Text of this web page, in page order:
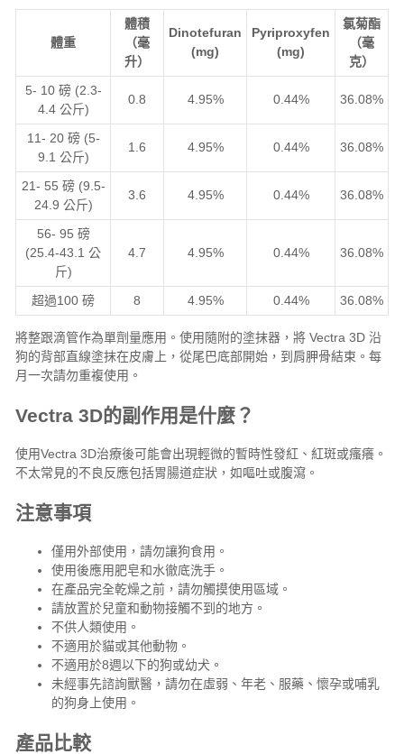
體重
體積
（毫
升）
Dinotefuran
(mg)
Pyriproxyfen
(mg)
氯菊酯
（毫
克）
5- 10 磅 (2.3-
4.4 公斤)
0.8 4.95% 0.44% 36.08%
11- 20 磅 (5-
9.1 公斤)
1.6 4.95% 0.44% 36.08%
21- 55 磅 (9.5-
24.9 公斤)
3.6 4.95% 0.44% 36.08%
56- 95 磅
(25.4-43.1 公
斤)
4.7 4.95% 0.44% 36.08%
超過100 磅 8 4.95% 0.44% 36.08%
將整跟滴管作為單劑量應用。使用隨附的塗抹器，將 Vectra 3D 沿
狗的背部直線塗抹在皮膚上，從尾巴底部開始，到肩胛骨結束。每
月一次請勿重複使用。
Vectra 3D的副作用是什麼？
使用Vectra 3D治療後可能會出現輕微的暫時性發紅、紅斑或瘙癢。
不太常見的不良反應包括胃腸道症狀，如嘔吐或腹瀉。
注意事項
僅用外部使用，請勿讓狗食用。
使用後應用肥皂和水徹底洗手。
在產品完全乾燥之前，請勿觸摸使用區域。
請放置於兒童和動物接觸不到的地方。
不供人類使用。
不適用於貓或其他動物。
不適用於8週以下的狗或幼犬。
未經事先諮詢獸醫，請勿在虛弱、年老、服藥、懷孕或哺乳
的狗身上使用。
產品比較